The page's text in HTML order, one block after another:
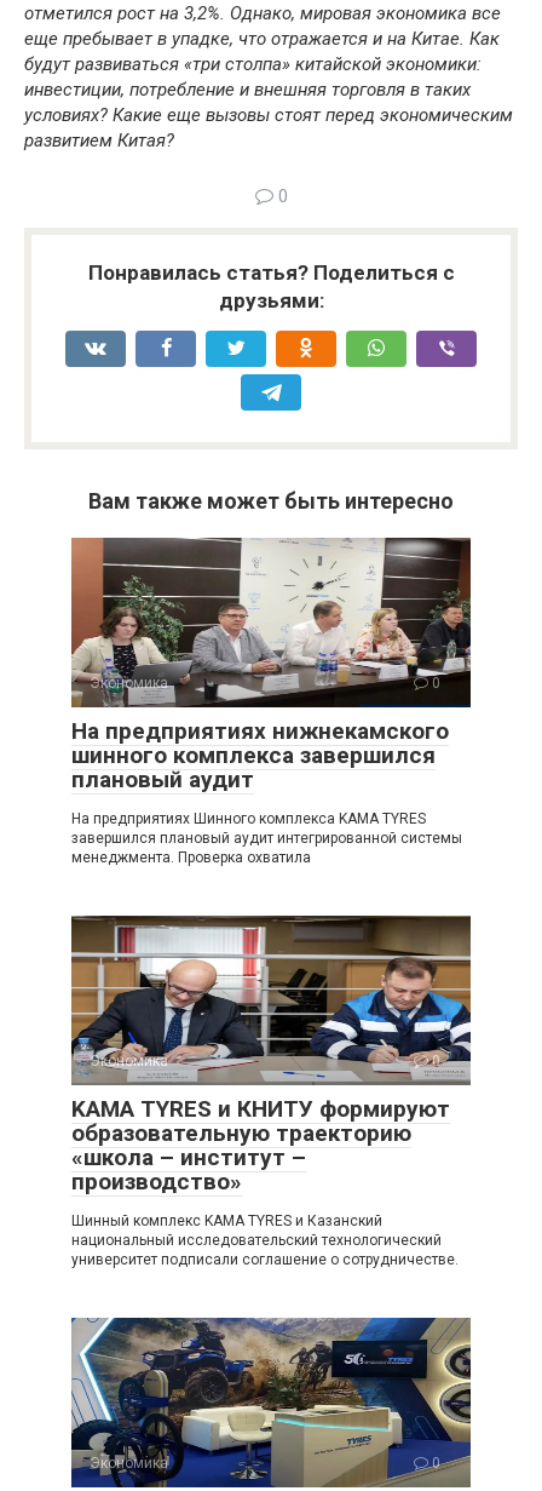
отметился рост на 3,2%. Однако, мировая экономика все
еще пребывает в упадке, что отражается и на Китае. Как
будут развиваться «три столпа» китайской экономики:
инвестиции, потребление и внешняя торговля в таких
условиях? Какие еще вызовы стоят перед экономическим
развитием Китая?
0
Понравилась статья? Поделиться с
друзьями:
Вам также может быть интересно
Экономика 0
На предприятиях нижнекамского
шинного комплекса завершился
плановый аудит
На предприятиях Шинного комплекса KAMA TYRES
завершился плановый аудит интегрированной системы
менеджмента. Проверка охватила
Экономика 0
KAMA TYRES и КНИТУ формируют
образовательную траекторию
«школа – институт –
производство»
Шинный комплекс KAMA TYRES и Казанский
национальный исследовательский технологический
университет подписали соглашение о сотрудничестве.
Экономика 0